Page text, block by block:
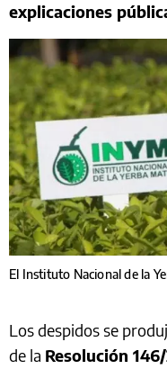
explicaciones
El Instituto Nacional de la
Los despidos se
de la Resolución